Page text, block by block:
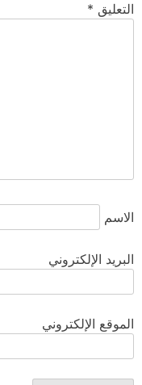
التعليق *
الاسم
البريد الإلكتروني
الموقع الإلكتروني